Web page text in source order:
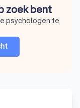
zoek bent
psychologen te